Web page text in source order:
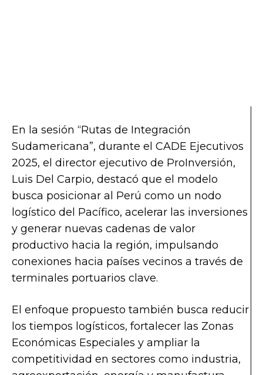
En la sesión “Rutas de Integración
Sudamericana”, durante el CADE Ejecutivos
2025, el director ejecutivo de ProInversión,
Luis Del Carpio, destacó que el modelo
busca posicionar al Perú como un nodo
logístico del Pacífico, acelerar las inversiones
y generar nuevas cadenas de valor
productivo hacia la región, impulsando
conexiones hacia países vecinos a través de
terminales portuarios clave.
El enfoque propuesto también busca reducir
los tiempos logísticos, fortalecer las Zonas
Económicas Especiales y ampliar la
competitividad en sectores como industria,